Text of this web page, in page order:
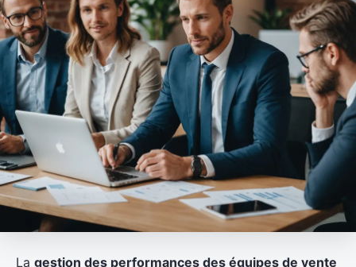
La gestion des performances des équipes de vente